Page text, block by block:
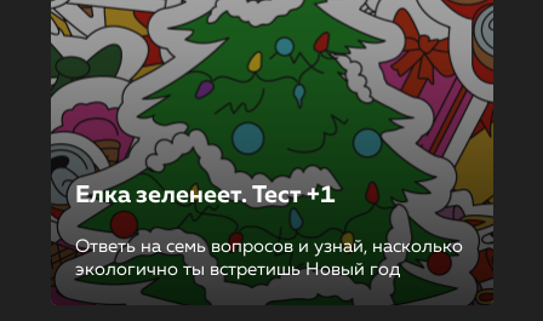
Елка зеленеет. Тест +1
Ответь на семь вопросов и узнай, насколько
экологично ты встретишь Новый год